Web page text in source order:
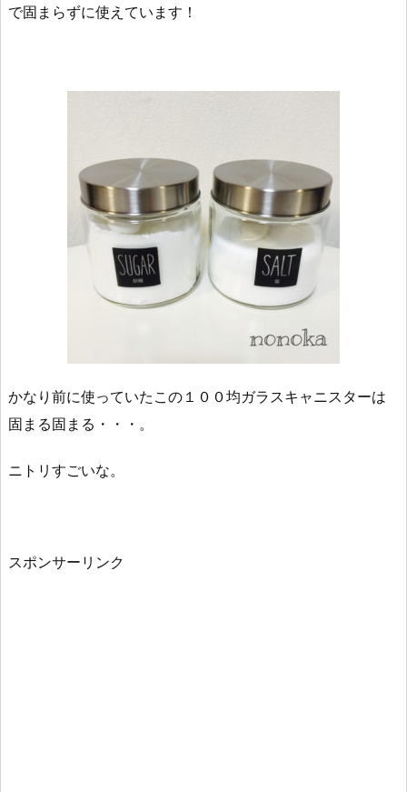
で固まらずに使えています！
かなり前に使っていたこの１００均ガラスキャニスターは
固まる固まる・・・。
ニトリすごいな。
スポンサーリンク